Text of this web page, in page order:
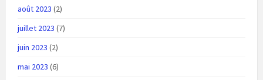
août 2023 (2)
juillet 2023 (7)
juin 2023 (2)
mai 2023 (6)